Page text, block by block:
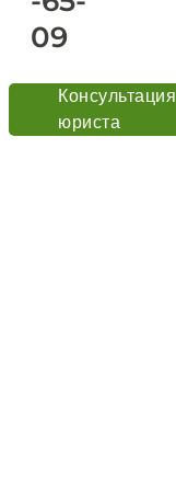
09
Консультация
юриста